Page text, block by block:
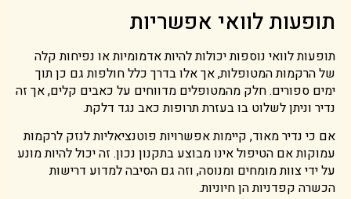
תופעות לוואי אפשריות
תופעות לוואי נוספות יכולות להיות אדמומיות או נפיחות קלה
של הרקמות המטופלות, אך אלו בדרך כלל חולפות גם כן תוך
ימים ספורים. חלק מהמטופלים מדווחים על כאבים קלים, אך זה
נדיר וניתן לשלוט בו בעזרת תרופות כאב נגד דלקת.
אם כי נדיר מאוד, קיימות אפשרויות פוטנציאליות לנזק לרקמות
עמוקות אם הטיפול אינו מבוצע בתקנון נכון. זה יכול להיות מונע
על ידי צוות מומחים ומנוסה, וזה גם הסיבה למדוע דרישות
הכשרה קפדניות הן חיוניות.